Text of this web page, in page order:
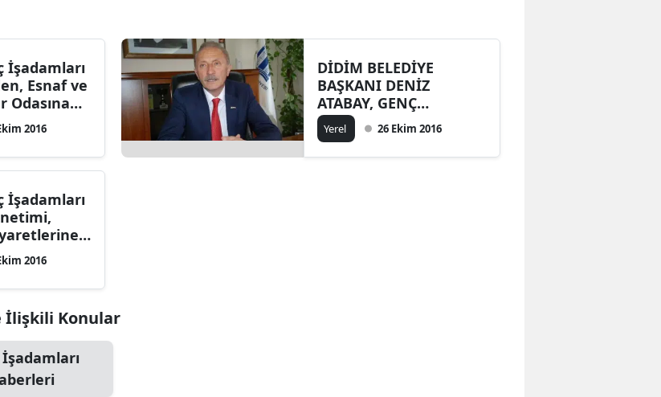
İşadamları
Esnaf ve
Odasına
2016
DİDİM BELEDİYE
BAŞKANI DENİZ
ATABAY, GENÇ
İŞADAMLARINI
AĞIRLADI
Yerel 26 Ekim 2016
İşadamları
2016
İlişkili Konular